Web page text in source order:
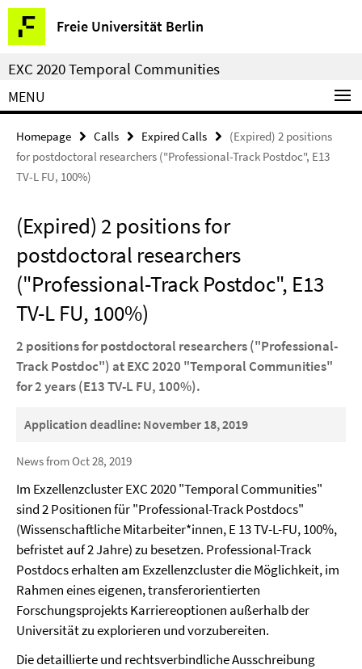
Springe
direkt
zu
Inhalt
Freie Universität Berlin
Service
Navigation
EXC 2020 Temporal Communities
MENU
Homepage Calls Expired Calls
(Expired) 2 positions
for postdoctoral researchers ("Professional-Track Postdoc", E13
TV-L FU, 100%)
(Expired) 2 positions for
postdoctoral researchers
("Professional-Track Postdoc", E13
TV-L FU, 100%)
2 positions for postdoctoral researchers ("Professional-
Track Postdoc") at EXC 2020 "Temporal Communities"
for 2 years (E13 TV-L FU, 100%).
Application deadline: November 18, 2019
News from Oct 28, 2019
Im Exzellenzcluster EXC 2020 "Temporal Communities"
sind 2 Positionen für "Professional-Track Postdocs"
(Wissenschaftliche Mitarbeiter*innen, E 13 TV-L-FU, 100%,
befristet auf 2 Jahre) zu besetzen. Professional-Track
Postdocs erhalten am Exzellenzcluster die Möglichkeit, im
Rahmen eines eigenen, transferorientierten
Forschungsprojekts Karriereoptionen außerhalb der
Universität zu explorieren und vorzubereiten.
Die detaillierte und rechtsverbindliche Ausschreibung